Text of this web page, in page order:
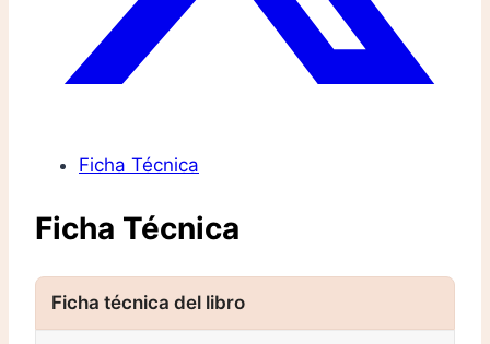
Ficha Técnica
Ficha Técnica